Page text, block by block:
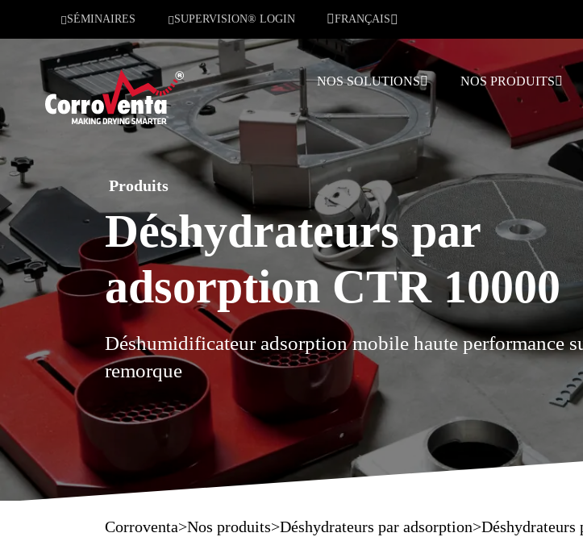
SÉMINAIRES SUPERVISION® LOGIN FRANÇAIS
NOS SOLUTIONS NOS PRODUITS
Produits
Déshydrateurs par
adsorption CTR 10000
Déshumidificateur adsorption mobile haute performance
remorque
Corroventa>Nos produits>Déshydrateurs par adsorption>Déshydrateurs